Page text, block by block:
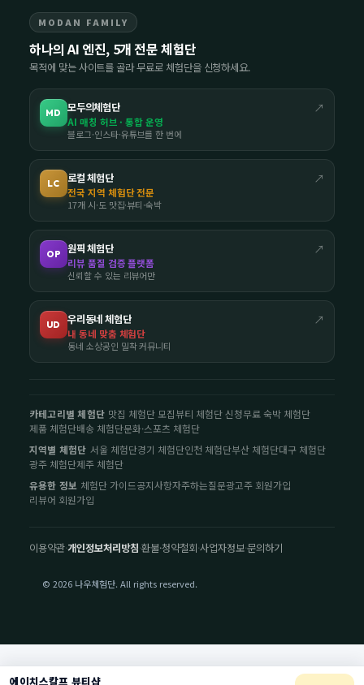
에이치스칼프 뷰티샵
MODAN FAMILY
하나의 AI 엔진, 5개 전문 체험단
목적에 맞는 사이트를 골라 무료로 체험단을 신청하세요.
MD 모두의체험단 ↗
AI 매칭 허브 · 통합 운영
블로그·인스타·유튜브를 한 번에
LC 로컬 체험단 ↗
전국 지역 체험단 전문
17개 시·도 맛집·뷰티·숙박
OP 원픽 체험단 ↗
리뷰 품질 검증 플랫폼
신뢰할 수 있는 리뷰어만
UD 우리동네 체험단 ↗
내 동네 맞춤 체험단
동네 소상공인 밀착 커뮤니티
카테고리별 체험단 맛집 체험단 모집뷰티 체험단 신청무료 숙박 체험단
제품 체험단배송 체험단문화·스포츠 체험단
지역별 체험단 서울 체험단경기 체험단인천 체험단부산 체험단대구 체험단
광주 체험단제주 체험단
유용한 정보 체험단 가이드공지사항자주하는질문광고주 회원가입
리뷰어 회원가입
이용약관·개인정보처리방침·환불·청약철회·사업자정보·문의하기
© 2026 나우체험단. All rights reserved.